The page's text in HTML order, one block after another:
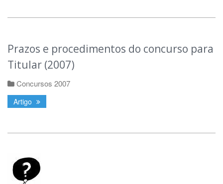
Prazos e procedimentos do concurso para
Titular (2007)
Concursos 2007
Artigo